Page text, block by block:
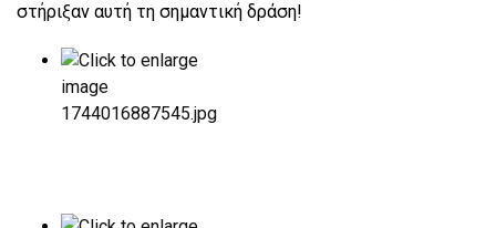
στήριξαν αυτή τη σημαντική δράση!